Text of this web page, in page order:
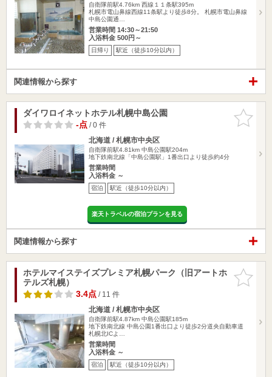
自衛隊前駅4.76km 西線１１条駅395m
札幌市電山鼻線西線11条駅より徒歩8分。 札幌市電山鼻線
中島公園通…
営業時間 14:30～21:50
入浴料金 500円～
日帰り 駅近（徒歩10分以内）
関連情報から探す
お気に入
りに追加
ダイワロイネットホテル札幌中島公園
-点/ 0 件
北海道 / 札幌市中央区
自衛隊前駅4.81km 中島公園駅204m
地下鉄南北線「中島公園駅」1番出口より徒歩約4分
営業時間
入浴料金 ～
宿泊 駅近（徒歩10分以内）
楽天トラベルの宿泊プランを見る
関連情報から探す
お気に入
りに追加
ホテルマイステイズプレミア札幌パーク（旧アートホ
テルズ札幌）
3.4点/ 11 件
北海道 / 札幌市中央区
自衛隊前駅4.87km 中島公園駅185m
地下鉄南北線 中島公園1番出口より徒歩2分道央自動車道
札幌北ICよ…
営業時間
入浴料金 ～
宿泊 駅近（徒歩10分以内）